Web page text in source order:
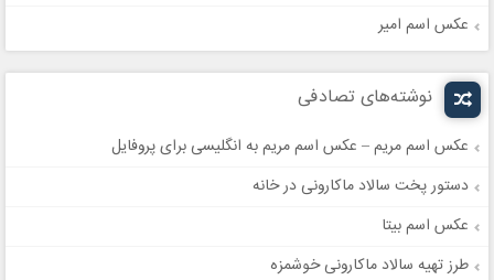
عکس اسم امیر
نوشته‌های تصادفی
عکس اسم مریم – عکس اسم مریم به انگلیسی برای پروفایل
دستور پخت سالاد ماکارونی در خانه
عکس اسم بیتا
طرز تهیه سالاد ماکارونی خوشمزه